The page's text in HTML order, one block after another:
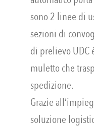
sono 2 linee di
sezioni di
di prelievo UDC
muletto che
spedizione.
Grazie
soluzione